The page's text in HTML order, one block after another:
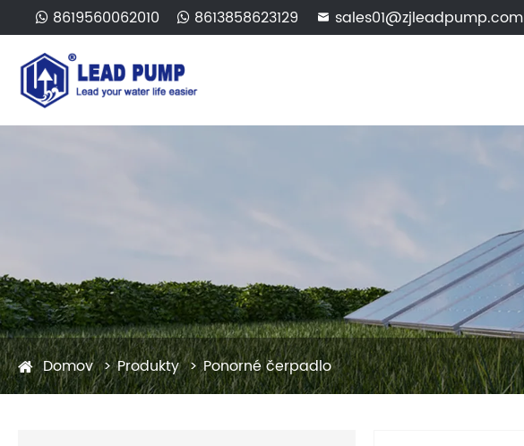
8619560062010 8613858623129  sales01@zjleadpump.com
Domov Produkty Ponorné čerpadlo